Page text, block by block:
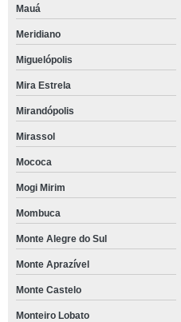
Mauá
Meridiano
Miguelópolis
Mira Estrela
Mirandópolis
Mirassol
Mococa
Mogi Mirim
Mombuca
Monte Alegre do Sul
Monte Aprazível
Monte Castelo
Monteiro Lobato